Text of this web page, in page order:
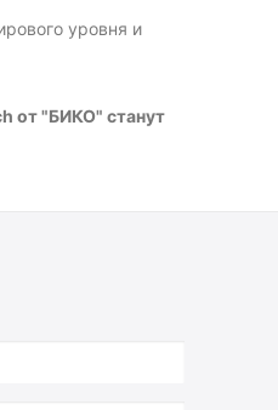
уровня и
от "БИКО" станут